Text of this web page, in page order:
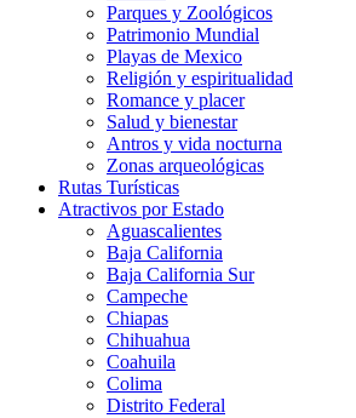
Parques y Zoológicos
Patrimonio Mundial
Playas de Mexico
Religión y espiritualidad
Romance y placer
Salud y bienestar
Antros y vida nocturna
Zonas arqueológicas
Rutas Turísticas
Atractivos por Estado
Aguascalientes
Baja California
Baja California Sur
Campeche
Chiapas
Chihuahua
Coahuila
Colima
Distrito Federal